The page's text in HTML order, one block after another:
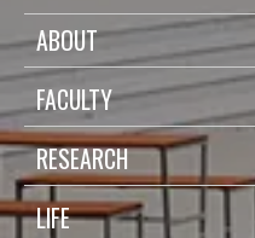
ABOUT
FACULTY
RESEARCH
LIFE